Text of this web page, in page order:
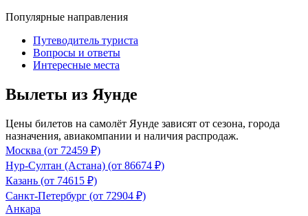
Популярные направления
Путеводитель туриста
Вопросы и ответы
Интересные места
Вылеты из Яунде
Цены билетов на самолёт Яунде зависят от сезона, города
назначения, авиакомпании и наличия распродаж.
Москва (от 72459 ₽)
Нур-Султан (Астана) (от 86674 ₽)
Казань (от 74615 ₽)
Санкт-Петербург (от 72904 ₽)
Анкара